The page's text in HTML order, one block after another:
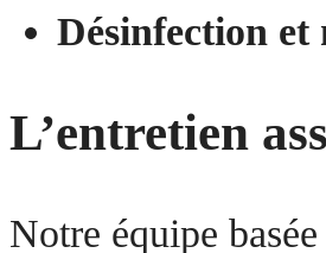
Désinfection et
L’entretien
Notre équipe basée